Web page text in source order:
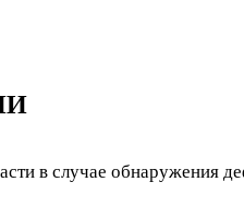
в случае обнаружения